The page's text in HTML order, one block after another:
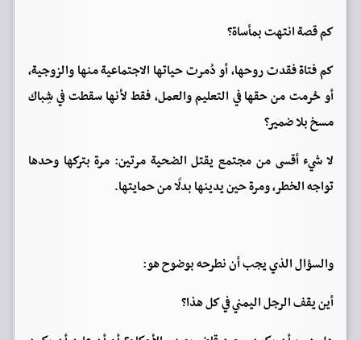
كم قصة انتهت بمأساة؟
كم فتاة فقدت روحها، أو دُمرت حياتها الاجتماعية منها والزوجية،
أو حُرمت من حقها في التعليم والعمل، فقط لأنها سقطت في شِباك
مسخ بلا ضمير؟
لا شيء أقسى من مجتمع يقتل الضحية مرتين: مرة بتركها وحدها
تواجه الخطر، ومرة حين يدينها بدلًا من حمايتها.
والسؤال الذي يجب أن نطرحه بوضوح هو:
أين يقف الرجل اليمني في كل هذا؟